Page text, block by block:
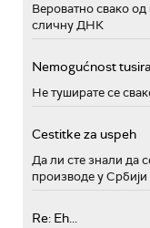
Вероватно свако од
сличну ДНК
Nemogućnost
Не туширате се
Cestitke za uspeh
Да ли сте знали да
производе у Србији
Re: Eh...